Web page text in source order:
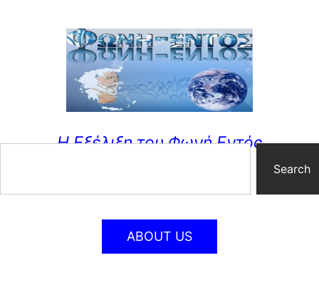
Η Εξέλιξη του Φωνή Εντός
Search
ABOUT US